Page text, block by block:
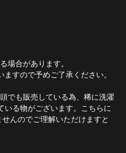
場合があります。
すので予めご了承ください。
でも販売している為、稀に洗濯
いる物がございます。こちらに
んのでご理解いただけますと